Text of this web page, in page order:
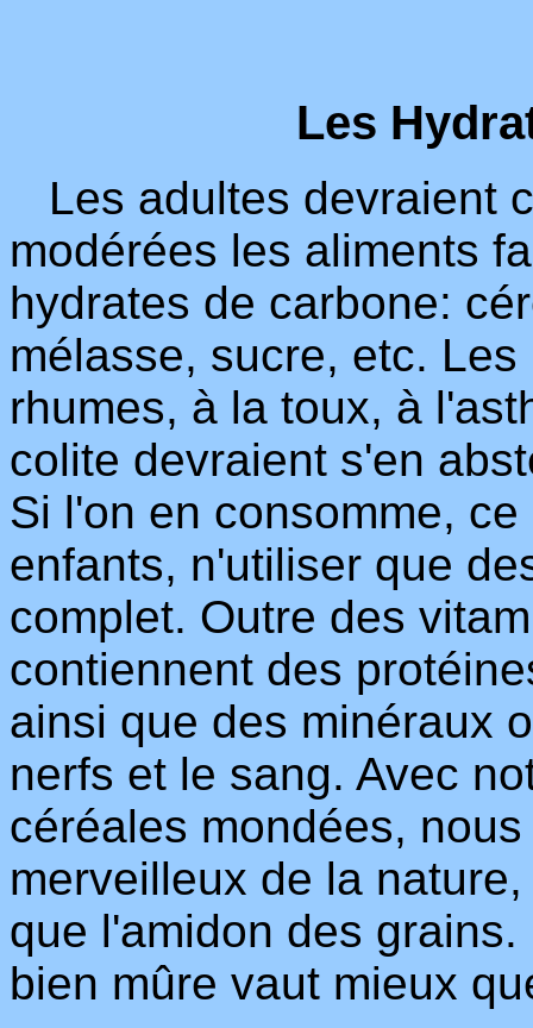
Les
Les adultes devraient
modérées les aliments
hydrates de carbone:
mélasse, sucre, etc.
rhumes, à la toux, à
colite devraient s'en
Si l'on en consomme,
enfants, n'utiliser que
complet. Outre des
contiennent des
ainsi que des minéraux
nerfs et le sang. Avec
céréales mondées,
merveilleux de la
que l'amidon des
bien mûre vaut mieux